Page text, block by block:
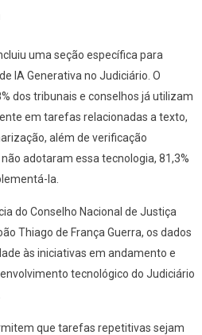
uma seção específica para
IA Generativa no Judiciário. O
dos tribunais e conselhos já utilizam
em tarefas relacionadas a texto,
além de verificação
adotaram essa tecnologia, 81,3%
la.
do Conselho Nacional de Justiça
Thiago de França Guerra, os dados
às iniciativas em andamento e
tecnológico do Judiciário
que tarefas repetitivas sejam